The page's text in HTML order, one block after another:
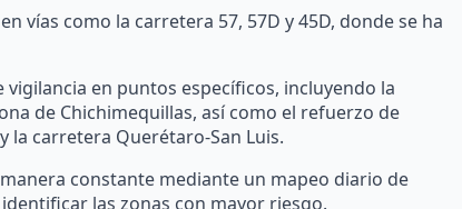
vías como la carretera 57, 57D y 45D, donde se ha
en puntos específicos, incluyendo la
de Chichimequillas, así como el refuerzo de
la carretera Querétaro-San Luis.
constante mediante un mapeo diario de
las zonas con mayor riesgo.